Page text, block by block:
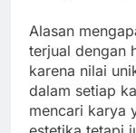
Alasan
terjual dengan
karena nilai
dalam setiap
mencari karya